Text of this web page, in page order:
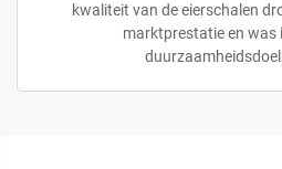
kwaliteit van de eierschalen
marktprestatie en was